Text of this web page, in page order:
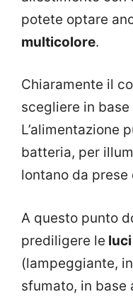
potete optare
multicolore.
Chiaramente il
scegliere in base
L’alimentazione
batteria, per
lontano da prese
A questo punto
prediligere le
(lampeggiante,
sfumato, in base